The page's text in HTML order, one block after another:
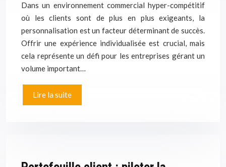
Dans un environnement commercial hyper-compétitif
où les clients sont de plus en plus exigeants, la
personnalisation est un facteur déterminant de succès.
Offrir une expérience individualisée est crucial, mais
cela représente un défi pour les entreprises gérant un
volume important…
Lire la suite